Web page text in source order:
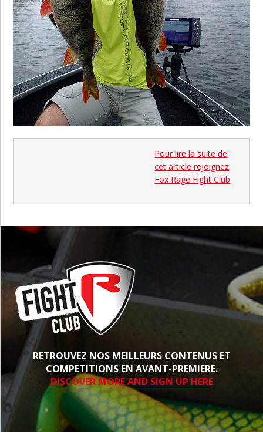
Pour lire la suite de
cet article rejoignez
Fox Rage Fight Club
RETROUVEZ NOS MEILLEURS CONTENUS ET
COMPETITIONS EN AVANT-PREMIERE.
DISCOVER MORE AND SIGN UP HERE